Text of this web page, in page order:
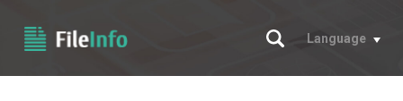
Chercher
Language